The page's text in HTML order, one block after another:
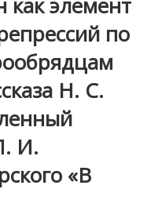
по
Н. С.
И.
«В